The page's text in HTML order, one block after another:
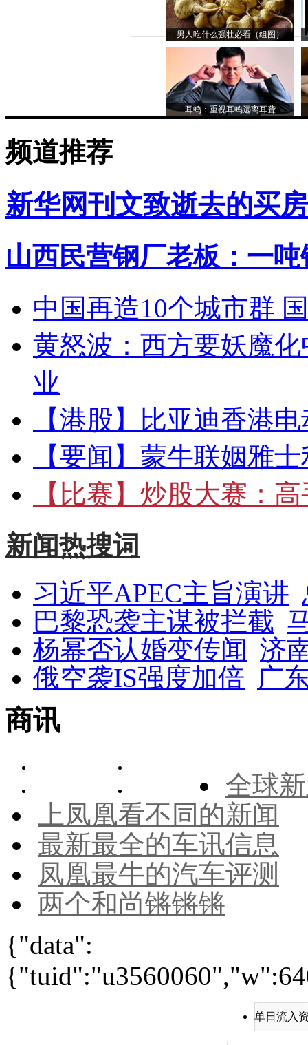
男人吃什么强壮必看（组图）
耳鸣：重视耳鸣远离耳聋
频道推荐
新华网刊文致逝去的买
山西民营钢厂老板：一
中国再造10个城市群
黄怒波：西方要妖魔
业
【港股】
比亚迪香港
【要闻】 蒙牛联姻雅
【比赛】 炒股大赛：高
新闻热搜词
习近平APEC主旨演讲
巴黎恐袭主谋被拦截
杨幂否认婚变传闻 济
俄空袭IS强度加倍 广
商讯
全球
上凤凰看不同的新闻
最新最全的车讯信息
凤凰最牛的汽车评测
两个和尚锵锵锵
{"data":
单日流入